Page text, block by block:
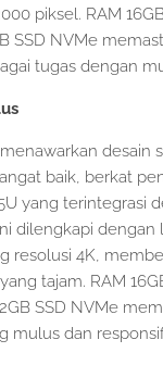
piksel. RAM
SSD NVMe
tugas dengan
menawarkan desain
baik, berkat
yang terintegrasi
dilengkapi dengan
resolusi 4K,
tajam. RAM
SSD NVMe
mulus dan